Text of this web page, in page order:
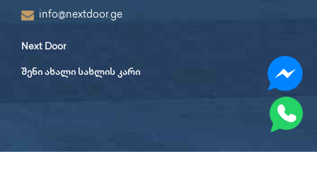
info@nextdoor.ge
Next Door
შენი ახალი სახლის კარი